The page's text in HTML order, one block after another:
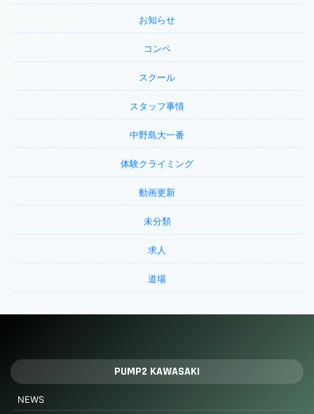
お知らせ
コンペ
スクール
スタッフ事情
中野島大一番
体験クライミング
動画更新
未分類
求人
道場
PUMP2 KAWASAKI
NEWS